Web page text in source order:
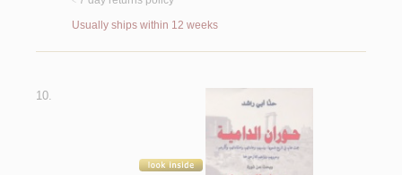
Usually ships within 12 weeks
10.